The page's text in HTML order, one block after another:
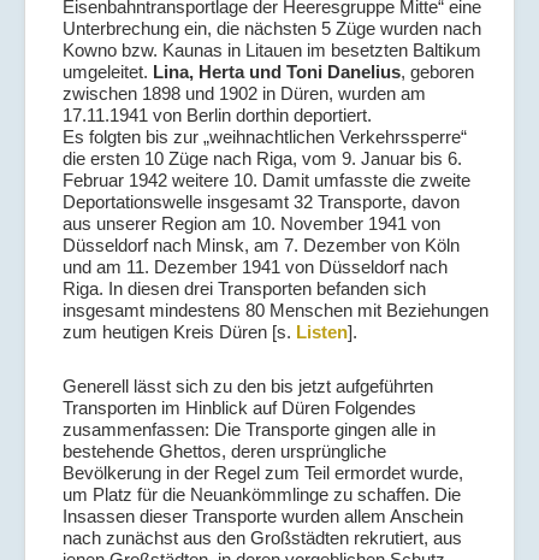
Eisenbahntransportlage der Heeresgruppe Mitte“ eine
Unterbrechung ein, die nächsten 5 Züge wurden nach
Kowno bzw. Kaunas in Litauen im besetzten Baltikum
umgeleitet. Lina, Herta und Toni Danelius, geboren
zwischen 1898 und 1902 in Düren, wurden am
17.11.1941 von Berlin dorthin deportiert.
Es folgten bis zur „weihnachtlichen Verkehrssperre“
die ersten 10 Züge nach Riga, vom 9. Januar bis 6.
Februar 1942 weitere 10. Damit umfasste die zweite
Deportationswelle insgesamt 32 Transporte, davon
aus unserer Region am 10. November 1941 von
Düsseldorf nach Minsk, am 7. Dezember von Köln
und am 11. Dezember 1941 von Düsseldorf nach
Riga. In diesen drei Transporten befanden sich
insgesamt mindestens 80 Menschen mit Beziehungen
zum heutigen Kreis Düren [s. Listen].
Generell lässt sich zu den bis jetzt aufgeführten
Transporten im Hinblick auf Düren Folgendes
zusammenfassen: Die Transporte gingen alle in
bestehende Ghettos, deren ursprüngliche
Bevölkerung in der Regel zum Teil ermordet wurde,
um Platz für die Neuankömmlinge zu schaffen. Die
Insassen dieser Transporte wurden allem Anschein
nach zunächst aus den Großstädten rekrutiert, aus